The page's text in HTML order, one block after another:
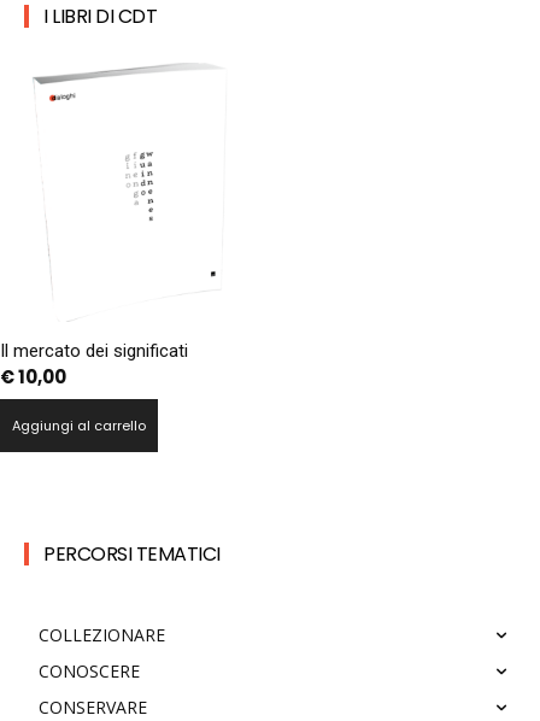
I LIBRI DI CDT
Il mercato dei significati
€10,00
Aggiungi al carrello
PERCORSI TEMATICI
COLLEZIONARE
CONOSCERE
CONSERVARE